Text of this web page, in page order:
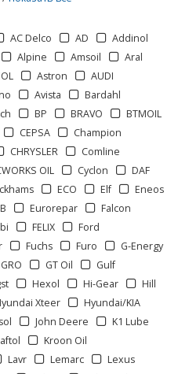
AC Delco AD
Addinol
Alpine Amsoil
Aral
Astron
AUDI
Avista
Bardahl
BP BRAVO
BTMOIL
CEPSA
Champion
CHRYSLER
Comline
OIL Cyclon
DAF
ECO Elf
Eneos
Eurorepar
Falcon
FELIX
Ford
Fuchs Furo
G-Energy
GRO GT Oil
Gulf
Hexol Hi-Gear
Hill
Xteer
Hyundai/KIA
John Deere
K1 Lube
Kroon Oil
Lavr Lemarc
Lexus
1 2 3 > >>